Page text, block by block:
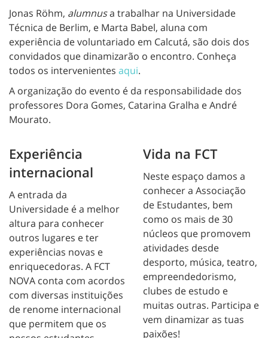
Jonas Röhm, alumnusa trabalhar na Universidade
Técnica de Berlim, e Marta Babel, aluna com
experiência de voluntariado em Calcutá, são dois dos
convidados que dinamizarão o encontro. Conheça
todos os intervenientes aqui.
A organização do evento é da responsabilidade dos
professores Dora Gomes, Catarina Gralha e André
Mourato.
Experiência
internacional
A entrada da
Universidade é a melhor
altura para conhecer
outros lugares e ter
experiências novas e
enriquecedoras. A FCT
NOVA conta com acordos
com diversas instituições
de renome internacional
que permitem que os
Vida na FCT
Neste espaço damos a
conhecer a Associação
de Estudantes, bem
como os mais de 30
núcleos que promovem
atividades desde
desporto, música, teatro,
empreendedorismo,
clubes de estudo e
muitas outras. Participa e
vem dinamizar as tuas
paixões!